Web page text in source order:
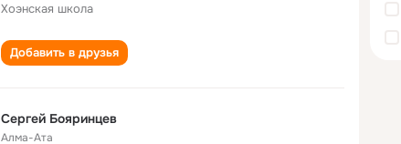
Хоэнская школа
Добавить в друзья
Сергей Бояринцев
Алма-Ата